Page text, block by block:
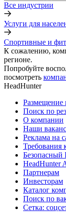
Все индустрии
Услуги для
Спортивные и
К сожалению,
регионе.
Попробуйте
посмотреть
HeadHunter
Размещение
Поиск по
О компании
Наши
Реклама на
Требования
Безопасный
HeadHunter
Партнерам
Инвесторам
Каталог
Поиск по
Сетка: